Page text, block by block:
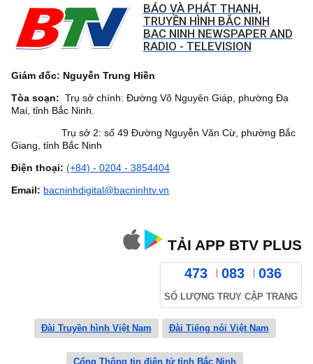
BÁO VÀ PHÁT THANH,
TRUYỀN HÌNH BẮC NINH
BAC NINH NEWSPAPER AND
RADIO - TELEVISION
Giám đốc: Nguyễn Trung Hiền
Tòa soạn: Trụ sở chính: Đường Võ Nguyên Giáp, phường Đa
Mai, tỉnh Bắc Ninh.
Trụ sở 2: số 49 Đường Nguyễn Văn Cừ, phường Bắc
Giang, tỉnh Bắc Ninh
Điện thoại: (+84) - 0204 - 3854404
Email: bacninhdigital@bacninhtv.vn
TẢI APP BTV PLUS
473 083 036
SỐ LƯỢNG TRUY CẬP TRANG
Đài Truyền hình Việt Nam Đài Tiếng nói Việt Nam
Cổng Thông tin điện tử tỉnh Bắc Ninh